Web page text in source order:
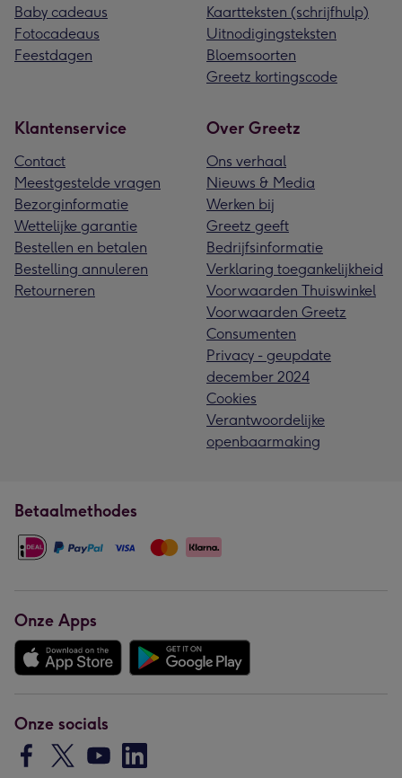
Baby cadeaus
Fotocadeaus
Feestdagen
Kaartteksten (schrijfhulp)
Uitnodigingsteksten
Bloemsoorten
Greetz kortingscode
Klantenservice
Contact
Meestgestelde vragen
Bezorginformatie
Wettelijke garantie
Bestellen en betalen
Bestelling annuleren
Retourneren
Over Greetz
Ons verhaal
Nieuws & Media
Werken bij
Greetz geeft
Bedrijfsinformatie
Verklaring toegankelijkheid
Voorwaarden Thuiswinkel
Voorwaarden Greetz
Consumenten
Privacy - geupdate
december 2024
Cookies
Verantwoordelijke
openbaarmaking
Betaalmethodes
Onze Apps
Onze socials